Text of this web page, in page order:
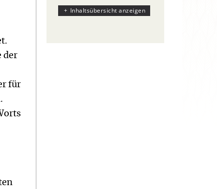
der
für
Inhaltsübersicht anzeigen